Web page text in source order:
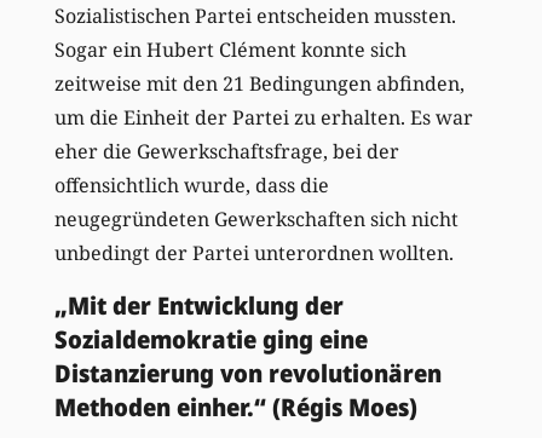
Sozialistischen Partei entscheiden mussten.
Sogar ein Hubert Clément konnte sich
zeitweise mit den 21 Bedingungen abfinden,
um die Einheit der Partei zu erhalten. Es war
eher die Gewerkschaftsfrage, bei der
offensichtlich wurde, dass die
neugegründeten Gewerkschaften sich nicht
unbedingt der Partei unterordnen wollten.
„Mit der Entwicklung der
Sozialdemokratie ging eine
Distanzierung von revolutionären
Methoden einher.“ (Régis Moes)